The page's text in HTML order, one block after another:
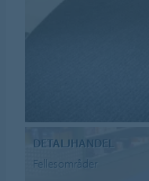
DETALJHANDEL
Fellesområder